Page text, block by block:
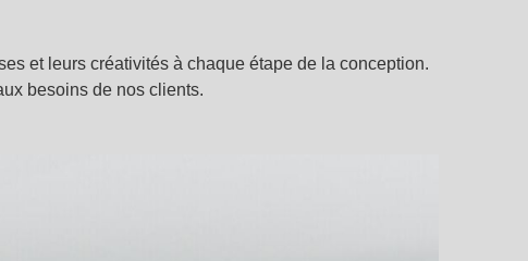
et leurs créativités à chaque étape de la conception.
besoins de nos clients.